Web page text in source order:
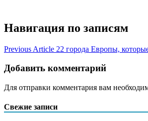
Навигация по записям
Previous Article 22 города Европы,
Добавить комментарий
Для отправки комментария вам
Свежие записи